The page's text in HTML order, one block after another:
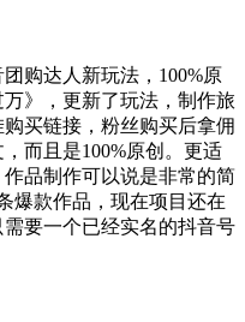
购达人新玩法，100%原
》，更新了玩法，制作旅
买链接，粉丝购买后拿佣
而且是100%原创。更适
品制作可以说是非常的简
爆款作品，现在项目还在
要一个已经实名的抖音号